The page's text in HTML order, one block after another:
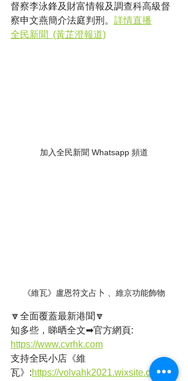
督察李泳鋒及財富情報及調查科高級督
察申文燕簡介法庭判刑。 詳情直播
全民新聞  (黃芷澄報道)
加入全民新聞 Whatsapp 頻道
《維瓦》盧恩符文占卜 、維京功能飾物
🔽全面覆蓋最新港聞🔽
知多些，睇晒全文➡官方網頁:
https://www.cvrhk.com
支持全民小店《維
瓦》:https://volvahk2021.wixsite.com/vo